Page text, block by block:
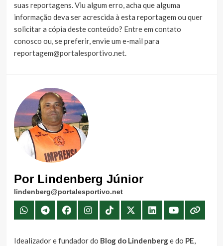
suas reportagens. Viu algum erro, acha que alguma
informação deva ser acrescida à esta reportagem ou quer
solicitar a cópia deste conteúdo? Entre em contato
conosco ou, se preferir, envie um e-mail para
reportagem@portalesportivo.net.
Por Lindenberg Júnior
lindenberg@portalesportivo.net
Idealizador e fundador do Blog do Lindenberge do PE,